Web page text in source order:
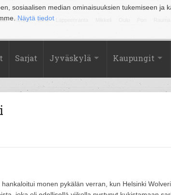
sosiaalisen median ominaisuuksien tukemiseen
Näytä tiedot
Kuopio Lahti
Sarjat Jyväskylä Kaupungit
monen pykälän verran, kun Helsinki